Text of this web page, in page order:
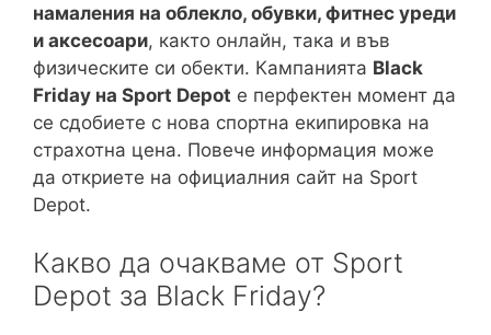
намаления на облекло, обувки, фитнес уреди
и аксесоари, както онлайн, така и във
физическите си обекти. Кампанията Black
Friday на Sport Depot е перфектен момент да
се сдобиете с нова спортна екипировка на
страхотна цена. Повече информация може
да откриете на официалния сайт на Sport
Depot.
Какво да очакваме от Sport
Depot за Black Friday?